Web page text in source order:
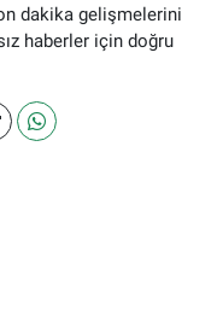
dakika gelişmelerini
haberler için doğru